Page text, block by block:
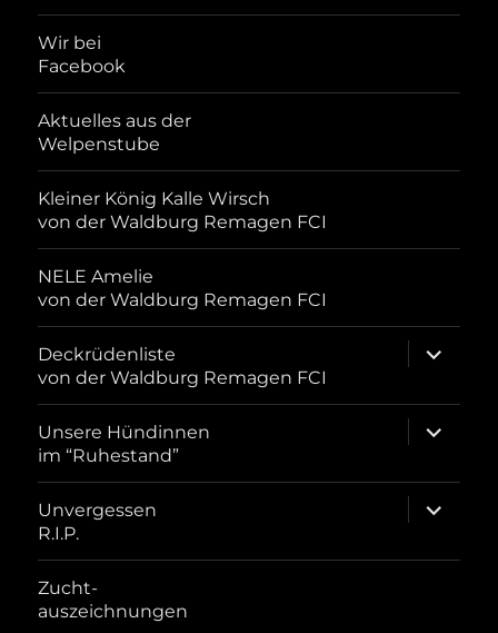
Wir bei
Facebook
Aktuelles aus der
Welpenstube
Kleiner König Kalle Wirsch
von der Waldburg Remagen FCI
NELE Amelie
von der Waldburg Remagen FCI
Deckrüdenliste
von der Waldburg Remagen FCI
öffnen
Unsere Hündinnen
im “Ruhestand”
öffnen
Unvergessen
R.I.P.
öffnen
Zucht-
auszeichnungen